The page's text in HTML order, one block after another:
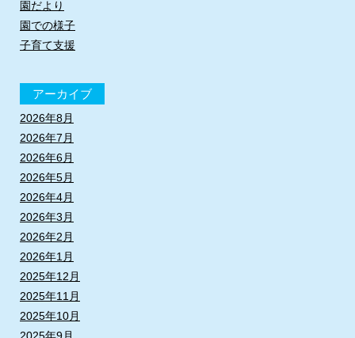
園だより
園での様子
子育て支援
アーカイブ
2026年8月
2026年7月
2026年6月
2026年5月
2026年4月
2026年3月
2026年2月
2026年1月
2025年12月
2025年11月
2025年10月